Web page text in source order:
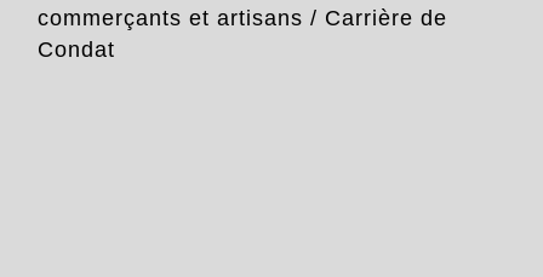
commerçants et artisans / Carrière de
Condat